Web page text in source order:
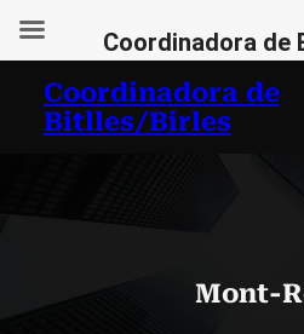
contingut
Coordinadora de
Bitlles/Birles
Mont-
Coordinadora de